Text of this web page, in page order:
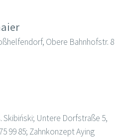
Obere Bahnhofstr. 8
Skibiński; Untere Dorfstraße 5,
99 85; Zahnkonzept Aying